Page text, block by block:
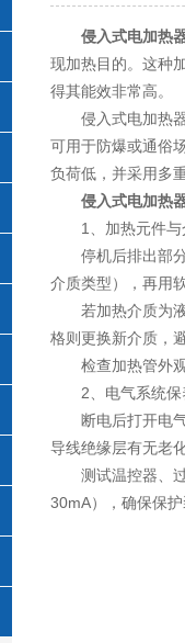
侵入式电加热
现加热目的。这种
得其能效非常高。
侵入式电加热器
可用于防爆或通俗
负荷低，并采用多
侵入式电加热
1、加热元件与
停机后排出部分
介质类型），再用
若加热介质为液
格则更换新介质，
检查加热管外观
2、电气系统保
断电后打开电气
导线绝缘层有无老
测试温控器、过
30mA），确保保